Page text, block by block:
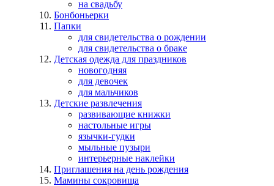
на свадьбу
Бонбоньерки
Папки
для свидетельства о рождении
для свидетельства о браке
Детская одежда для праздников
новогодняя
для девочек
для мальчиков
Детские развлечения
развивающие книжки
настольные игры
язычки-гудки
мыльные пузыри
интерьерные наклейки
Приглашения на день рождения
Мамины сокровища